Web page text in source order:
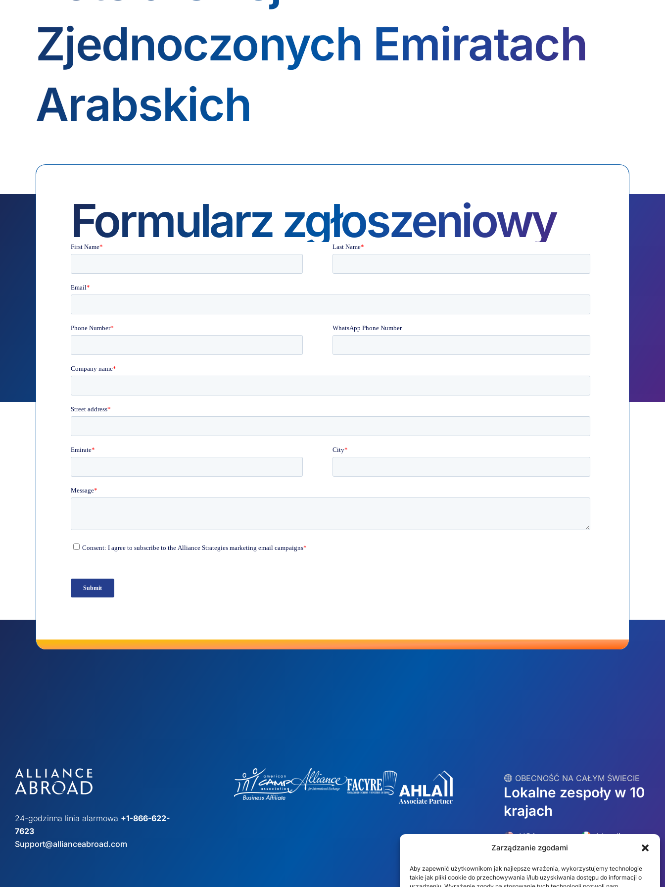
Zarządzanie zgodami
Aby zapewnić użytkownikom jak najlepsze wrażenia, wykorzystujemy technologie
takie jak pliki cookie do przechowywania i/lub uzyskiwania dostępu do informacji o
Zjednoczonych Emiratach
Arabskich
Formularz zgłoszeniowy
24-godzinna linia alarmowa +1-866-622-
7623
Support@allianceabroad.com
︎ OBECNOŚĆ NA CAŁYM ŚWIECIE
Lokalne zespoły w 10
krajach
USA
Meksyk
Irlandia
Australia